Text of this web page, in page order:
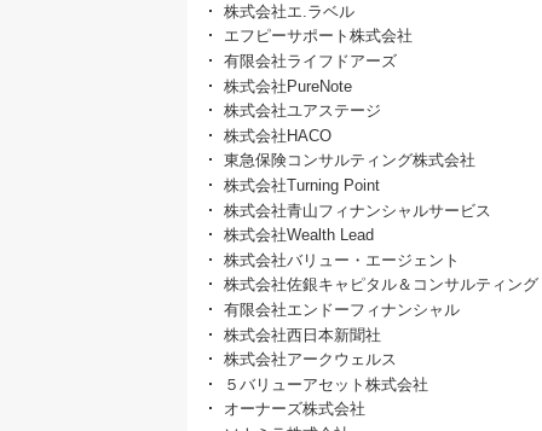
株式会社エ.ラベル
エフピーサポート株式会社
有限会社ライフドアーズ
株式会社PureNote
株式会社ユアステージ
株式会社HACO
東急保険コンサルティング株式会社
株式会社Turning Point
株式会社青山フィナンシャルサービス
株式会社Wealth Lead
株式会社バリュー・エージェント
株式会社佐銀キャピタル＆コンサルティング
有限会社エンドーフィナンシャル
株式会社西日本新聞社
株式会社アークウェルス
５バリューアセット株式会社
オーナーズ株式会社